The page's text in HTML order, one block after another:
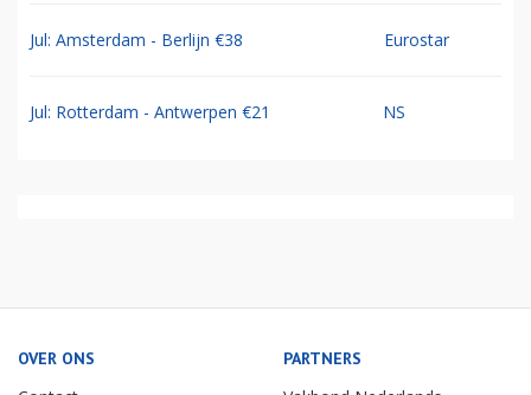
Jul: Amsterdam - Berlijn €38 Eurostar
Jul: Rotterdam - Antwerpen €21 NS
OVER ONS PARTNERS